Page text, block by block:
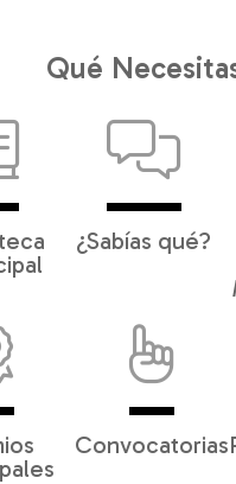
Qué
¿Sabías qué?
Convocatorias